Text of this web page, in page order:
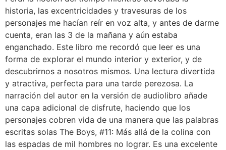
historia, las excentricidades y travesuras de los
personajes me hacían reír en voz alta, y antes de darme
cuenta, eran las 3 de la mañana y aún estaba
enganchado. Este libro me recordó que leer es una
forma de explorar el mundo interior y exterior, y de
descubrirnos a nosotros mismos. Una lectura divertida
y atractiva, perfecta para una tarde perezosa. La
narración del autor en la versión de audiolibro añade
una capa adicional de disfrute, haciendo que los
personajes cobren vida de una manera que las palabras
escritas solas The Boys, #11: Más allá de la colina con
las espadas de mil hombres no lograr. Es una excelente